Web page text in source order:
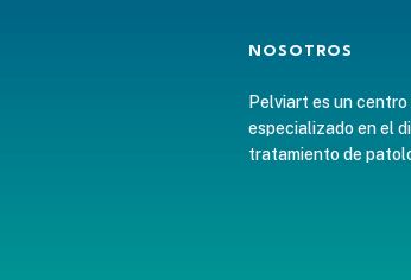
NOSOTROS
Pelviart es un centro
especializado en el
tratamiento de